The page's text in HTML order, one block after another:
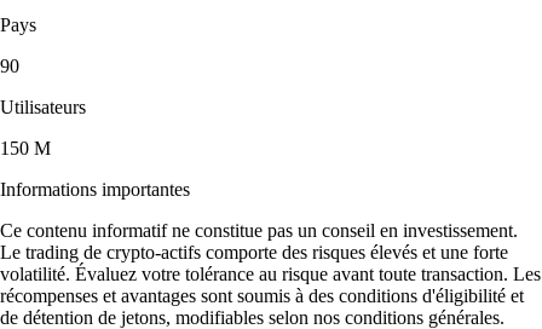
Pays
90
Utilisateurs
150 M
Informations importantes
Ce contenu informatif ne constitue pas un conseil en investissement.
Le trading de crypto-actifs comporte des risques élevés et une forte
volatilité. Évaluez votre tolérance au risque avant toute transaction. Les
récompenses et avantages sont soumis à des conditions d'éligibilité et
de détention de jetons, modifiables selon nos conditions générales.